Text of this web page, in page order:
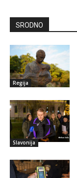
SRODNO
Regija
Slavonija